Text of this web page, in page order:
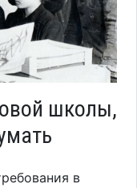
школы,
в